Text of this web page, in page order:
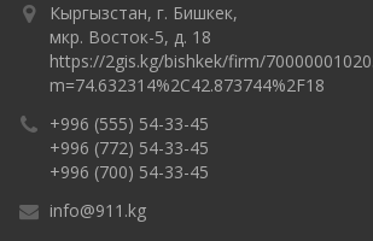
Кыргызстан, г. Бишкек,
мкр. Восток-5, д. 18
https://2gis.kg/bishkek/firm/
m=74.632314%2C42.873744%2F18
+996 (555) 54-33-45
+996 (772) 54-33-45
+996 (700) 54-33-45
info@911.kg